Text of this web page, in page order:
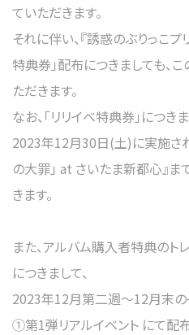
ていただきます。
それに伴い、『誘惑のぶりっこプ
特典券」配布につきましても、
ただきます。
なお、「リリイベ特典券」につき
2023年12月30日(土)に実施さ
の大罪」 at さいたま新都心』
きます。
また、アルバム購入者特典のト
につきまして、
2023年12月第二週～12月末の
①第1弾リアルイベント にて配